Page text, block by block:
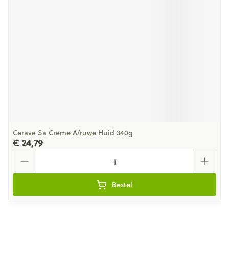
Cerave Sa Creme A/ruwe Huid 340g
€ 24,79
Bestel